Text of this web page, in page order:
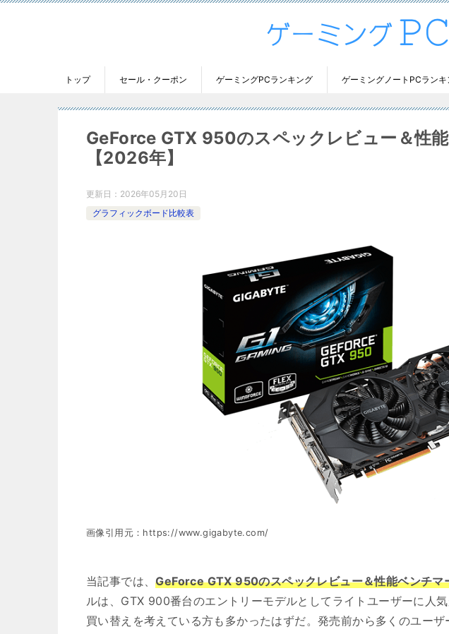
トップ セール・クーポン ゲーミングPCランキング ゲーミングノートPCランキ
GeForce GTX 950のスペックレビュー＆性
【2026年】
更新日： 2026年05月20日
グラフィックボード比較表
画像引用元：https://www.gigabyte.com/
当記事では、GeForce GTX 950のスペックレビュー＆性能ベンチマ
ルは、GTX 900番台のエントリーモデルとしてライトユーザーに人
買い替えを考えている方も多かったはずだ。発売前から多くのユー